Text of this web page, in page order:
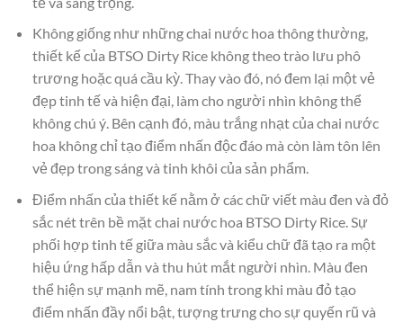
Không giống như những chai nước hoa thông thường,
thiết kế của BTSO Dirty Rice không theo trào lưu phô
trương hoặc quá cầu kỳ. Thay vào đó, nó đem lại một vẻ
đẹp tinh tế và hiện đại, làm cho người nhìn không thể
không chú ý. Bên cạnh đó, màu trắng nhạt của chai nước
hoa không chỉ tạo điểm nhấn độc đáo mà còn làm tôn lên
vẻ đẹp trong sáng và tinh khôi của sản phẩm.
Điểm nhấn của thiết kế nằm ở các chữ viết màu đen và đỏ
sắc nét trên bề mặt chai nước hoa BTSO Dirty Rice. Sự
phối hợp tinh tế giữa màu sắc và kiểu chữ đã tạo ra một
hiệu ứng hấp dẫn và thu hút mắt người nhìn. Màu đen
thể hiện sự mạnh mẽ, nam tính trong khi màu đỏ tạo
điểm nhấn đầy nổi bật, tượng trưng cho sự quyến rũ và